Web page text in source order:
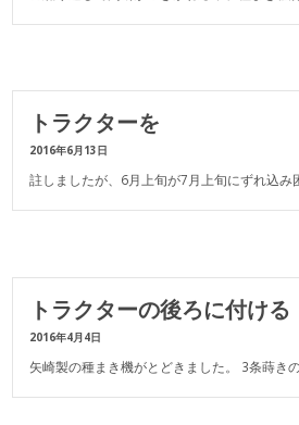
トラクターを
2016年6月13日
註しましたが、6月上旬が7月上旬にずれ込み
トラクターの後ろに付ける
2016年4月4日
矢崎製の種まき機がとどきました。 3条蒔き